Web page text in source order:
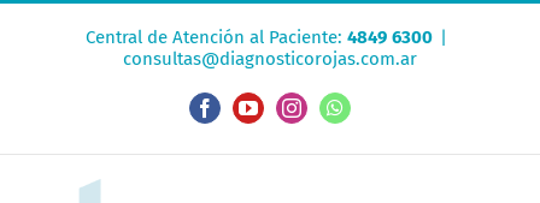
Central de Atención al Paciente: 4849 6300 |
consultas@diagnosticorojas.com.ar
FacebookYouTubeInstagramWhatsApp